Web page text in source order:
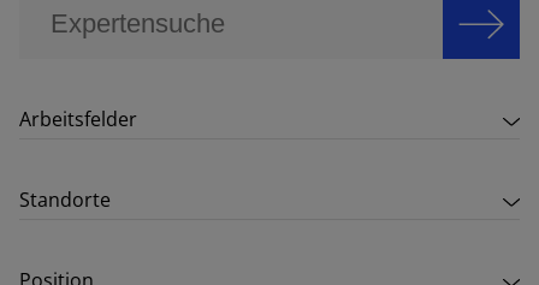
Arbeitsfelder
Standorte